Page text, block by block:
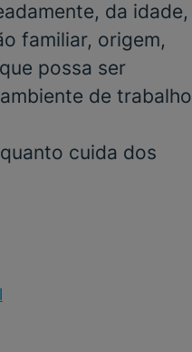
da idade,
familiar, origem,
possa ser
de trabalho
cuida dos